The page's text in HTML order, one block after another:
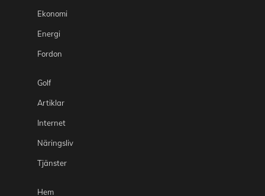
Ekonomi
Energi
Fordon
Golf
Artiklar
Internet
Näringsliv
Tjänster
Hem